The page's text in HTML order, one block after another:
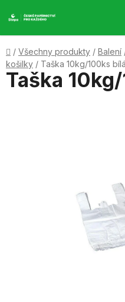
na
Domů
/ Všechny produkty / Balení
košilky / Taška 10kg/100ks bílá
Taška